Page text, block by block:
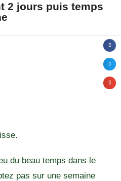
2 jours puis temps
du beau temps dans le
pas sur une semaine